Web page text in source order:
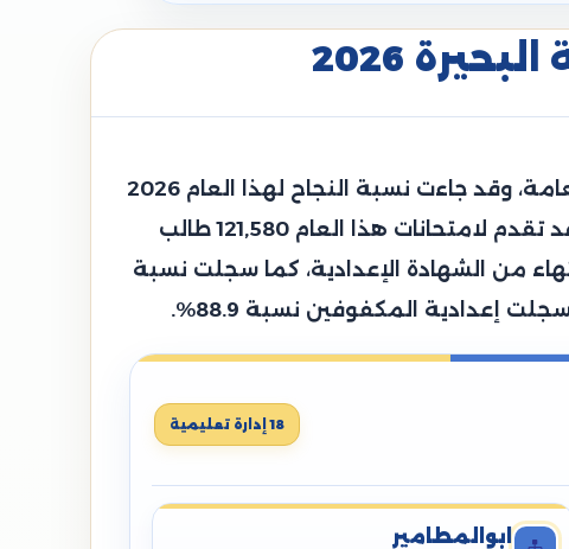
2026
قامت محافظة البحيرة الدكتورة جاكلين عازر محافظ البحيرة باعتماد نتيجة الشهادة الإعدادية العامة، وقد جاءت نسبة النجاح لهذا العام 2026
حوالي 72.09%، وجاءت هذه النتيجة مرضية جدًا وهي أعلى من نسبة النجاح بالعام الماضي، وقد تقدم لامتحانات هذا العام 121,580 طالب
وتمكن 86,792 طالب من النجاح والانتهاء من الشهادة الإعدادية، كما سجلت نسبة
18 إدارة تعليمية
ابوالمطامير